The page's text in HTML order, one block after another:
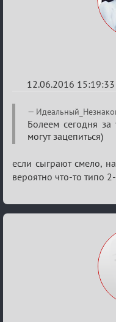
12.06.2016 15:19:33
Re:
Евро
2016
Болеем сегодня
могут зацепиться)
если сыграют смело,
вероятно что-то типо